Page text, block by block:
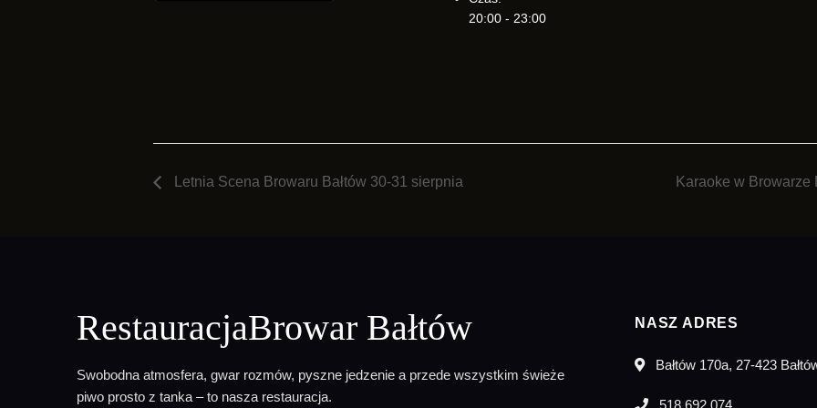
20:00 - 23:00
Letnia Scena Browaru Bałtów 30-31 sierpnia Karaoke w Browarze
RestauracjaBrowar Bałtów
Swobodna atmosfera, gwar rozmów, pyszne jedzenie a przede wszystkim świeże
piwo prosto z tanka – to nasza restauracja.
NASZ ADRES
Bałtów 170a, 27-423